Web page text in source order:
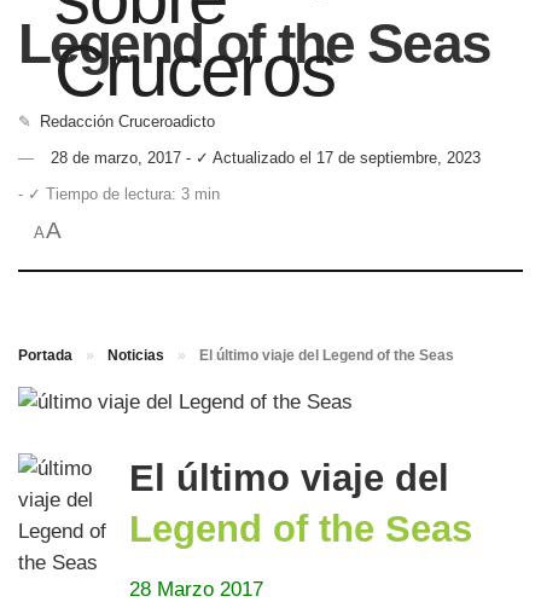
Legend of the Seas
✎
Redacción Cruceroadicto
28 de marzo, 2017 - ✓ Actualizado el 17 de septiembre, 2023
- ✓ Tiempo de lectura: 3 min
AA
Portada » Noticias » El último viaje del Legend of the Seas
El último viaje del
Legend of the Seas
28 Marzo 2017